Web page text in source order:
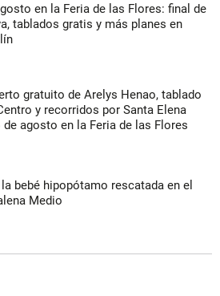
en la Feria de las Flores: final de
tablados gratis y más planes en
gratuito de Arelys Henao, tablado
y recorridos por Santa Elena
de agosto en la Feria de las Flores
bebé hipopótamo rescatada en el
Medio